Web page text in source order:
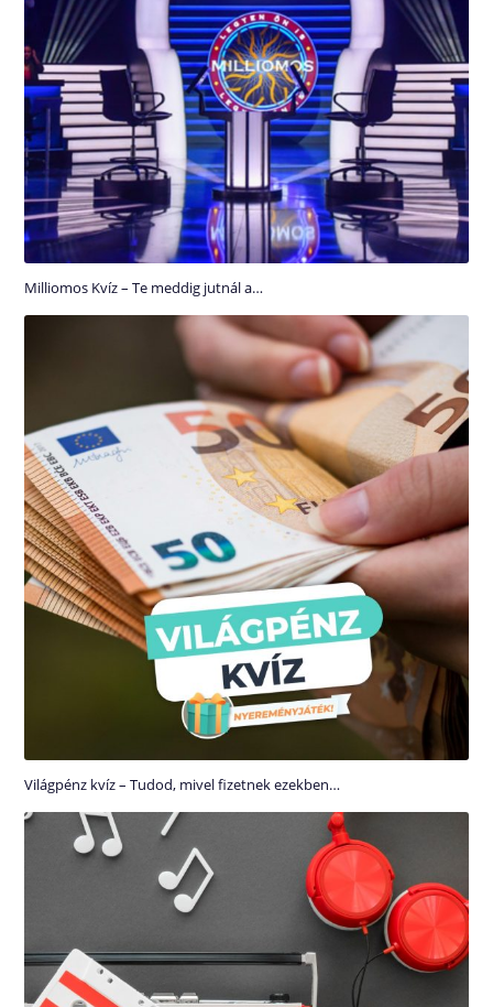
Milliomos Kvíz – Te meddig jutnál a…
Világpénz kvíz – Tudod, mivel fizetnek ezekben…